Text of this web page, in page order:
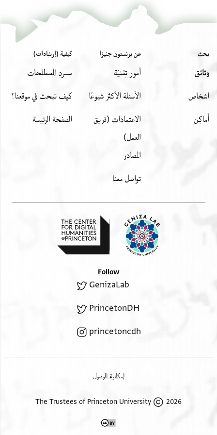
بحث
وثائق
اشخاص
أَماكِن
عن برنستون جنيزا
أمور تِقنيّة
الأسئلة الأكثر شيوعًا
الاعتمادات (فريق
العمل)
المصادر
تواصل معنا
كيفية (إرشادات)
مسرد المصطلحات
كيف تبحث في موقعنا؟
الصفحة الرئيسة
Follow
GenizaLab
PrincetonDH
princetoncdh
إمكانية الوصول
2026 The Trustees of Princeton University